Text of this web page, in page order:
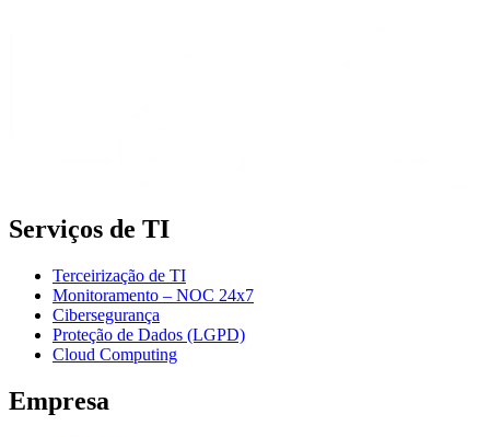
Serviços de TI
Terceirização de TI
Monitoramento – NOC 24x7
Cibersegurança
Proteção de Dados (LGPD)
Cloud Computing
Empresa